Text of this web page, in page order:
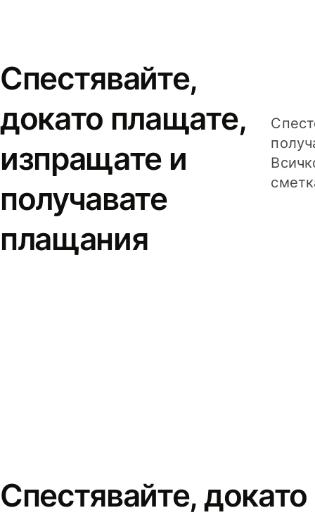
Спестявайте,
докато плащате,
изпращате и
получавате
плащания
Спестявайте,